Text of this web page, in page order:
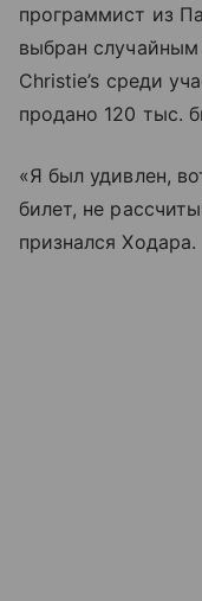
программист из
выбран
‌‌Christie’s среди
продано 120 тыс.
«Я был удивлен,
билет, не
признался Ходара.